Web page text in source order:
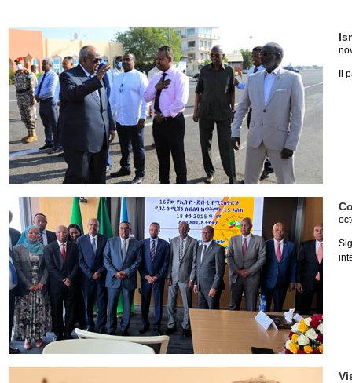
Il